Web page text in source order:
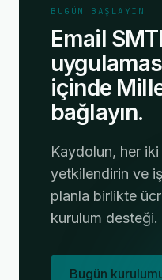
BUGÜN BAŞLAYIN
Email
içinde
bağlayın.
Kaydolun, her iki
yetkilendirin ve iş
planla birlikte
kurulum desteği.
Bugün